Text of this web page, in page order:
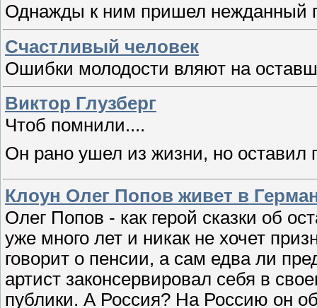
Однажды к ним пришел нежданный
Счастливый человек
Ошибки молодости вляют на
Виктор Глузберг
Чтоб помнили....
Он рано ушел из жизни, но оставил
Клоун Олег Попов живет в
Олег Попов - как герой сказки об
уже много лет и никак не хочет
говорит о пенсии, а сам едва ли
артист законсервировал себя в
публики. А Россия? На Россию он